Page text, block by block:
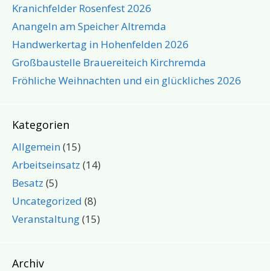
Kranichfelder Rosenfest 2026
Anangeln am Speicher Altremda
Handwerkertag in Hohenfelden 2026
Großbaustelle Brauereiteich Kirchremda
Fröhliche Weihnachten und ein glückliches 2026
Kategorien
Allgemein(15)
Arbeitseinsatz (14)
Besatz (5)
Uncategorized (8)
Veranstaltung(15)
Archiv